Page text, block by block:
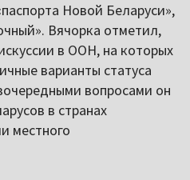
Новой Беларуси»,
Вячорка отметил,
в ООН, на которых
варианты статуса
вопросами он
в странах
местного